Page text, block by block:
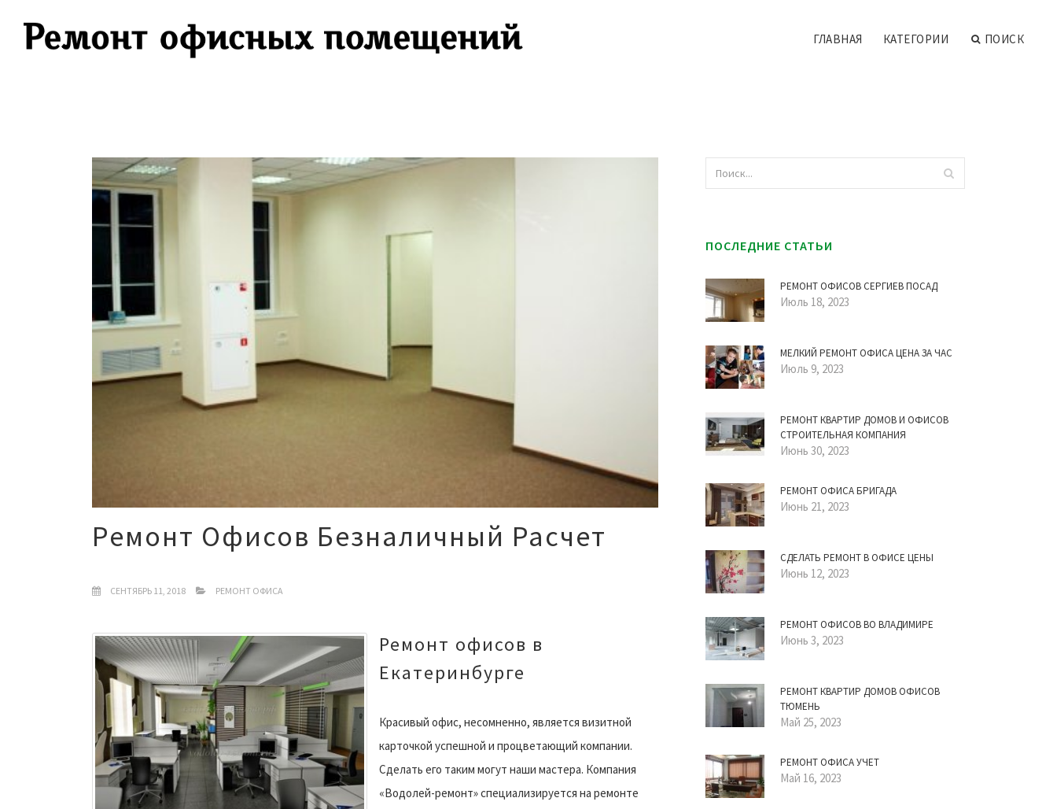
ГЛАВНАЯ КАТЕГОРИИ ПОИСК
Ремонт Офисов Безналичный Расчет
СЕНТЯБРЬ 11, 2018 РЕМОНТ ОФИСА
Ремонт офисов в
Екатеринбурге
Красивый офис, несомненно, является визитной
карточкой успешной и процветающий компании.
Сделать его таким могут наши мастера. Компания
«Водолей-ремонт» специализируется на ремонте
ПОСЛЕДНИЕ СТАТЬИ
РЕМОНТ ОФИСОВ СЕРГИЕВ ПОСАД
Июль 18, 2023
МЕЛКИЙ РЕМОНТ ОФИСА ЦЕНА ЗА ЧАС
Июль 9, 2023
РЕМОНТ КВАРТИР ДОМОВ И ОФИСОВ
СТРОИТЕЛЬНАЯ КОМПАНИЯ
Июнь 30, 2023
РЕМОНТ ОФИСА БРИГАДА
Июнь 21, 2023
СДЕЛАТЬ РЕМОНТ В ОФИСЕ ЦЕНЫ
Июнь 12, 2023
РЕМОНТ ОФИСОВ ВО ВЛАДИМИРЕ
Июнь 3, 2023
РЕМОНТ КВАРТИР ДОМОВ ОФИСОВ
ТЮМЕНЬ
Май 25, 2023
РЕМОНТ ОФИСА УЧЕТ
Май 16, 2023